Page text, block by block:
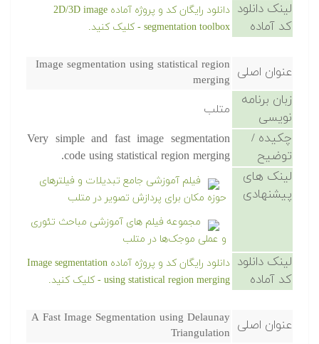
لینک دانلود
کد آماده
دانلود رایگان کد و پروژه آماده 2D/3D image
segmentation toolbox - کلیک کنید.
عنوان اصلی Image segmentation using statistical region
merging
زبان برنامه
نویسی
متلب
چکیده /
توضیح
Very simple and fast image segmentation
code using statistical region merging.
لینک های
پیشنهادی
فیلم آموزشی جامع تبدیلات و فیلترهای
حوزه مکان برای پردازش تصویر در متلب
مجموعه فیلم های آموزشی مباحث تئوری
و عملی موجک‌ها در متلب
لینک دانلود
کد آماده
دانلود رایگان کد و پروژه آماده Image segmentation
using statistical region merging - کلیک کنید.
عنوان اصلی A Fast Image Segmentation using Delaunay
Triangulation